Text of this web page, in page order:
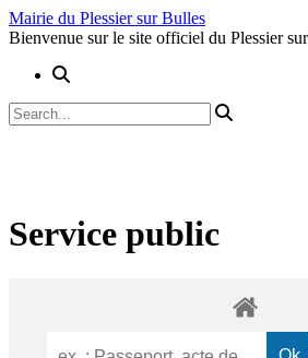
Skip
to
Mairie du Plessier sur Bulles
Bienvenue sur le site officiel du Plessier
Service public